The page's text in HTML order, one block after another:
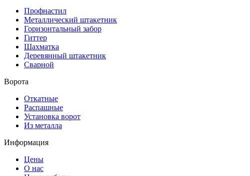
Профнастил
Металлический штакетник
Горизонтальный забор
Гиттер
Шахматка
Деревянный штакетник
Сварной
Ворота
Откатные
Распашные
Установка ворот
Из металла
Информация
Цены
О нас